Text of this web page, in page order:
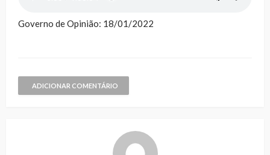
Governo de Opinião: 18/01/2022
ADICIONAR COMENTÁRIO